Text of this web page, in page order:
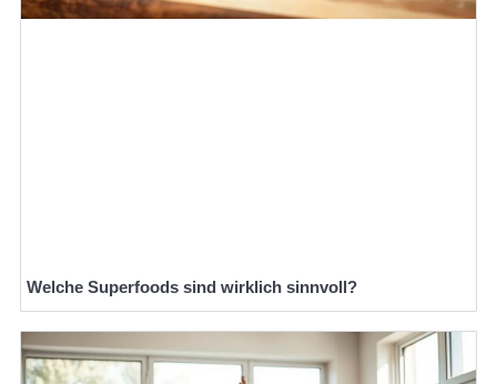
Welche Superfoods sind wirklich sinnvoll?